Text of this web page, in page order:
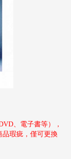
、電子書等），
品瑕疵，僅可更換